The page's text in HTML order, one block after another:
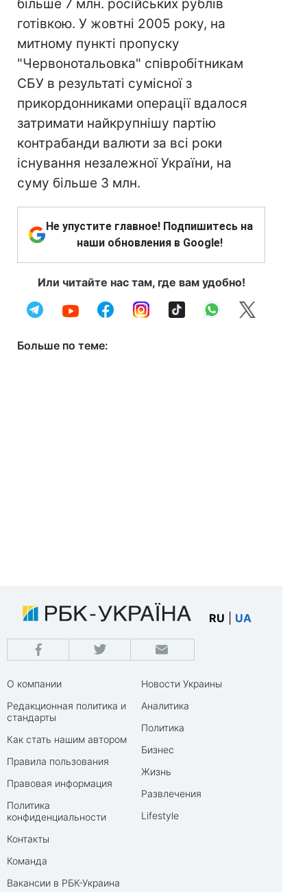
більше 7 млн. російських рублів
готівкою. У жовтні 2005 року, на
митному пункті пропуску
"Червонотальовка" співробітникам
СБУ в результаті сумісної з
прикордонниками операції вдалося
затримати найкрупнішу партію
контрабанди валюти за всі роки
існування незалежної України, на
суму більше 3 млн.
Не упустите главное! Подпишитесь на
наши обновления в Google!
Или читайте нас там, где вам удобно!
Больше по теме:
RU UA
О компании
Редакционная политика и
стандарты
Как стать нашим автором
Правила пользования
Правовая информация
Политика
конфиденциальности
Контакты
Команда
Вакансии в РБК-Украина
Новости Украины
Аналитика
Политика
Бизнес
Жизнь
Развлечения
Lifestyle